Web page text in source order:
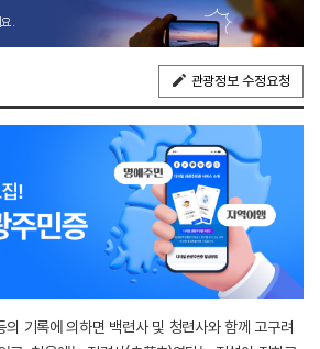
.
관광정보 수정요청
의 기록에 의하면 백련사 및 청련사와 함께 고구려